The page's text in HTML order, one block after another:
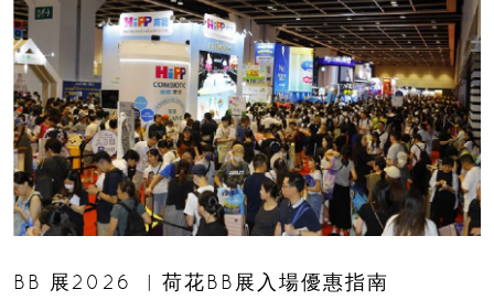
BB 展2026 ︳荷花BB展入場優惠指南